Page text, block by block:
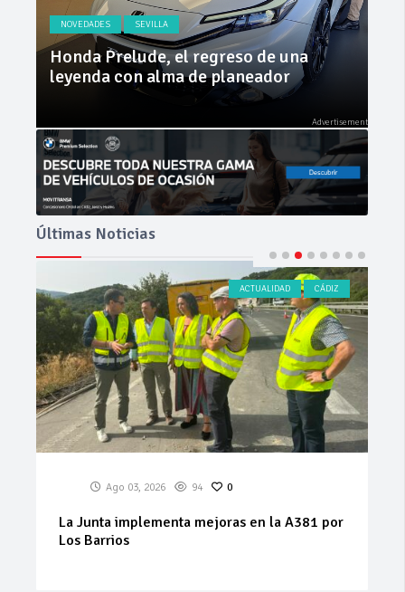
Cadimar
NOVEDADES SEVILLA
Honda Prelude, el regreso de una
leyenda con alma de planeador
Últimas Noticias
ACTUALIDAD CÁDIZ
Ago 03, 2026 94 0
La Junta implementa mejoras en la A381 por
Los Barrios